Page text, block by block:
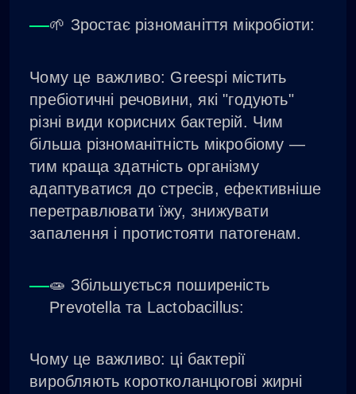
🌱 Зростає різноманіття мікробіоти:
Чому це важливо: Greespi містить
пребіотичні речовини, які "годують"
різні види корисних бактерій. Чим
більша різноманітність мікробіому —
тим краща здатність організму
адаптуватися до стресів, ефективніше
перетравлювати їжу, знижувати
запалення і протистояти патогенам.
🧫 Збільшується поширеність
Prevotella та Lactobacillus:
Чому це важливо: ці бактерії
виробляють коротколанцюгові жирні